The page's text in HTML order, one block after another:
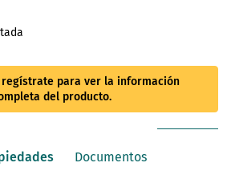
regístrate para ver la información
del producto.
Documentos